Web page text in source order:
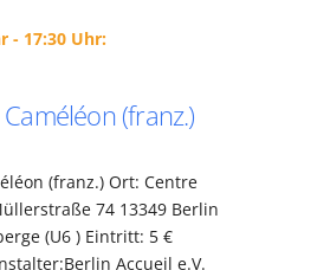
- 17:30 Uhr:
(franz.)
(franz.) Ort: Centre
74 13349 Berlin
(U6 ) Eintritt: 5 €
Accueil e.V.